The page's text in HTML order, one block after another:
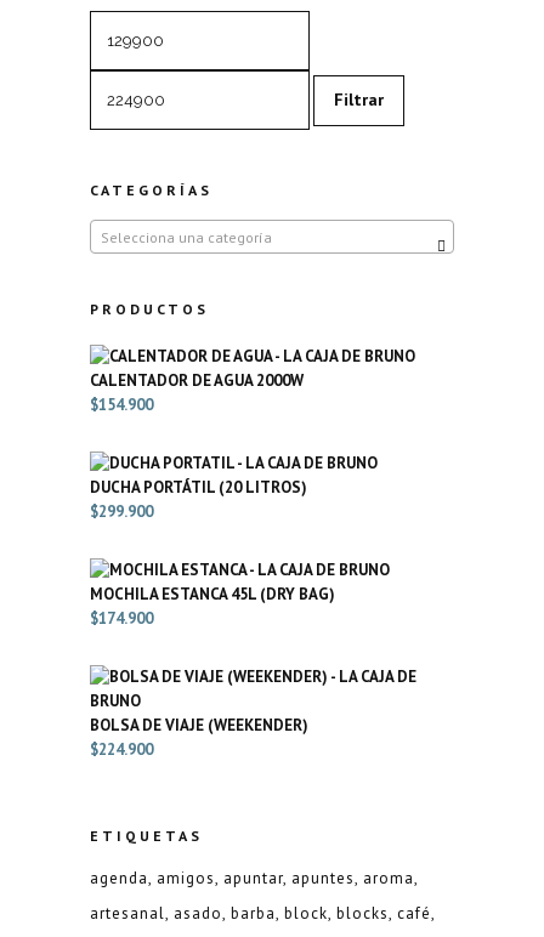
Filtrar
CATEGORÍAS
Selecciona una categoría
PRODUCTOS
CALENTADOR DE AGUA 2000W
$154.900
DUCHA PORTÁTIL (20 LITROS)
$299.900
MOCHILA ESTANCA 45L (DRY BAG)
$174.900
BOLSA DE VIAJE (WEEKENDER)
$224.900
ETIQUETAS
agenda amigos apuntar apuntes aroma
artesanal asado barba block blocks café